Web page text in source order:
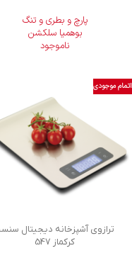
پارچ و بطری و تنگ
بوهمیا سلکشن
ناموجود
اتمام موجودی
ترازوی آشپزخانه دیجیتال
کرکماز 547